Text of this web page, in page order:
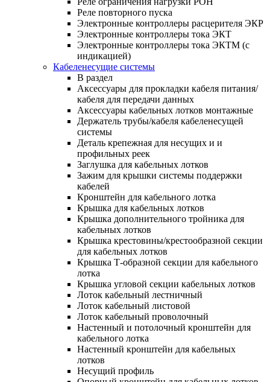
Реле повторного пуска
Электронные контроллеры расцерителя ЭКР
Электронные контроллеры тока ЭКТ
Электронные контроллеры тока ЭКТМ (с
индикацией)
Кабеленесущие системы
В раздел
Аксессуары для прокладки кабеля питания/
кабеля для передачи данных
Аксессуары кабельных лотков монтажные
Держатель трубы/кабеля кабеленесущей
системы
Деталь крепежная для несущих и и
профильных реек
Заглушка для кабельных лотков
Зажим для крышки системы поддержки
кабелей
Кронштейн для кабельного лотка
Крышка для кабельных лотков
Крышка дополнительного тройника для
кабельных лотков
Крышка крестовины/крестообразной секции
для кабельных лотков
Крышка Т-образной секции для кабельного
лотка
Крышка угловой секции кабельных лотков
Лоток кабельный лестничный
Лоток кабельный листовой
Лоток кабельный проволочный
Настенный и потолочный кронштейн для
кабельного лотка
Настенный кронштейн для кабельных
лотков
Несущий профиль